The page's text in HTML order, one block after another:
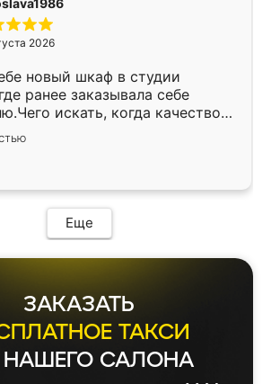
2026
новый шкаф в студии
ранее заказывала себе
искать, когда качеством
Служит кухня уже почти
нет.
Еще
ЗАКАЗАТЬ
ТАКСИ
САЛОНА